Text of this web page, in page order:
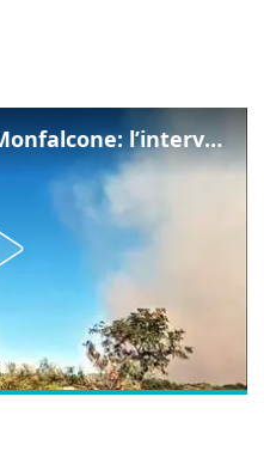
Incendio tra Duino e Monfalcone: l’intervento dei vigili del fuoco